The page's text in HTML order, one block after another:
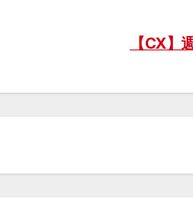
【CX】